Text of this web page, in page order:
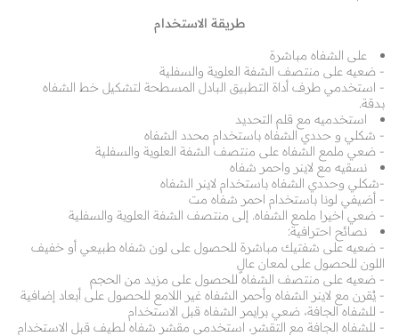
طريقة الاستخدام
على الشفاه مباشرة
- ضعيه على منتصف الشفة العلوية والسفلية
- استخدمي طرف أداة التطبيق البادل المسطحة لتشكيل خط الشفاه
بدقة.
استخدميه مع قلم التحديد
- شكلي و حددي الشفاه باستخدام محدد الشفاه
- ضعي ملمع الشفاه على منتصف الشفة العلوية والسفلية
نسقيه مع لاينر واحمر شفاه
-شكلي وحددي الشفاه باستخدام لاينر الشفاه
- أضيفي لونا باستخدام احمر شفاه مت
- ضعي اخيرا ملمع الشفاه. إلى منتصف الشفة العلوية والسفلية
نصائح احترافية:
- ضعيه على شفتيك مباشرة للحصول على لون شفاه طبيعي أو خفيف
اللون للحصول على لمعان عالٍ
- ضعيه على منتصف الشفاه للحصول على مزيد من الحجم
- يُقرن مع لاينر الشفاه وأحمر الشفاه غير اللامع للحصول على أبعاد إضافية
- للشفاه الجافة، ضعي برايمر الشفاه قبل الاستخدام
- للشفاه الجافة مع التقشر، استخدمي مقشر شفاه لطيف قبل الاستخدام